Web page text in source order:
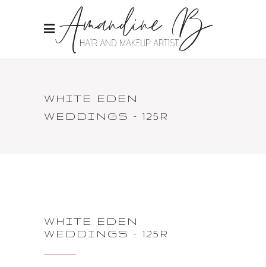
WHITE EDEN
WEDDINGS – 125R
WHITE EDEN
WEDDINGS – 125R